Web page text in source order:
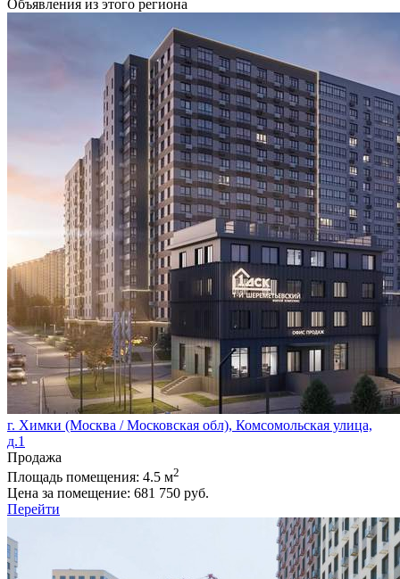
Объявления из этого региона
г. Химки (Москва / Московская обл), Комсомольская улица,
д.1
Продажа
Площадь помещения: 4.5 м2
Цена за помещение: 681 750 руб.
Перейти